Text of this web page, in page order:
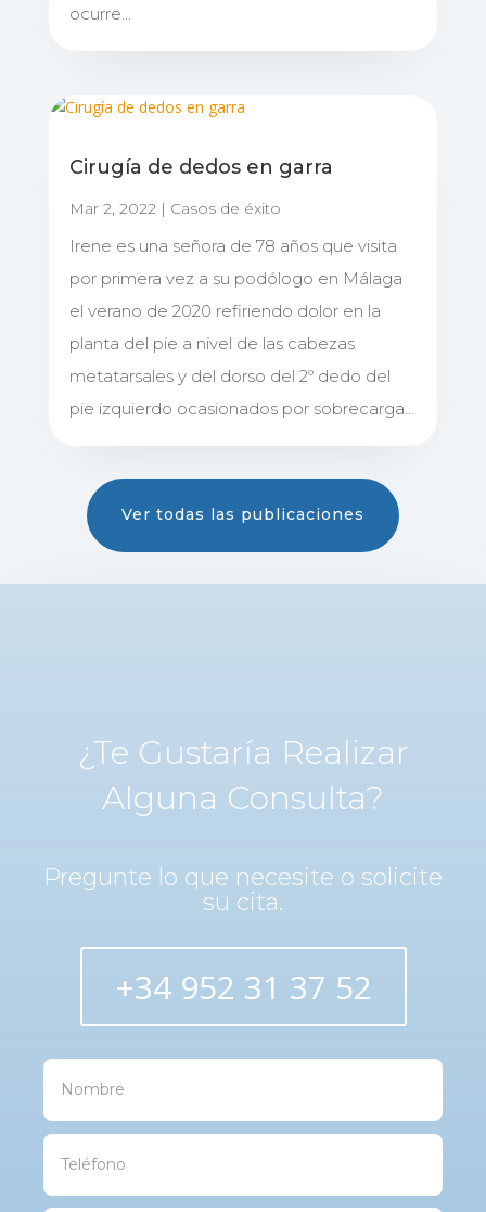
ocurre...
Cirugía de dedos en garra
Mar 2, 2022| Casos de éxito
Irene es una señora de 78 años que visita
por primera vez a su podólogo en Málaga
el verano de 2020 refiriendo dolor en la
planta del pie a nivel de las cabezas
metatarsales y del dorso del 2º dedo del
pie izquierdo ocasionados por sobrecarga...
Ver todas las publicaciones
¿Te Gustaría Realizar
Alguna Consulta?
Pregunte lo que necesite o solicite
su cita.
+34 952 31 37 52